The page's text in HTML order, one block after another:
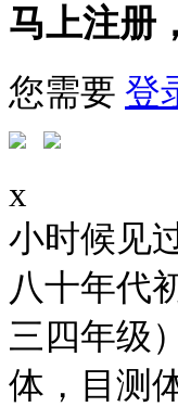
马上注册
您需要 登
x
小时候见
八十年代
三四年级
体，目测